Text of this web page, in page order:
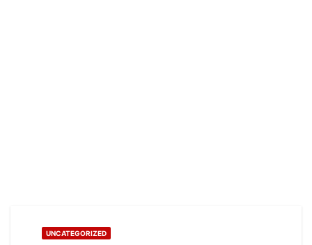
UNCATEGORIZED